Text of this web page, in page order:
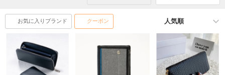
お気に入りブランド クーポン